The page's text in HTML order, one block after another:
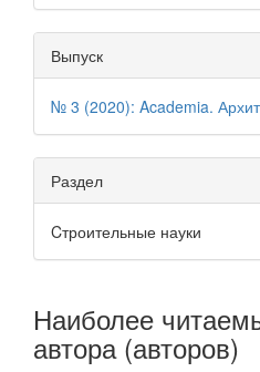
Выпуск
№ 3 (2020): Academia.
Раздел
Cтроительные науки
Наиболее
автора (авторов)